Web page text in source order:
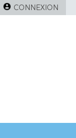
CONNEXION